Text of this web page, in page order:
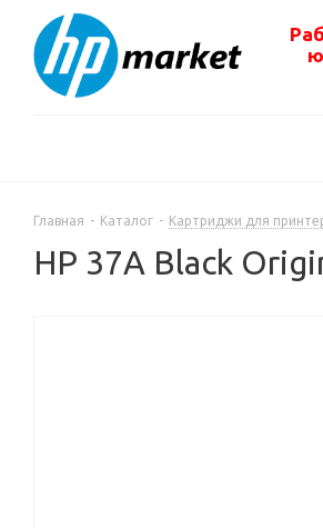
Главная - Каталог - Картриджи для
HP 37A Black